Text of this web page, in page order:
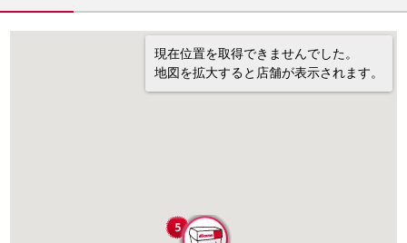
現在位置を取得できませんでした。
地図を拡大すると店舗が表示されます。